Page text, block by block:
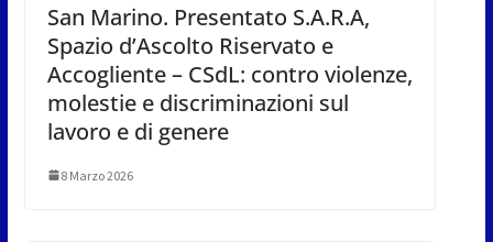
San Marino. Presentato S.A.R.A,
Spazio d’Ascolto Riservato e
Accogliente – CSdL: contro violenze,
molestie e discriminazioni sul
lavoro e di genere
8 Marzo 2026